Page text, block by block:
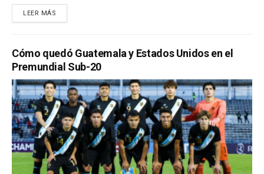
LEER MÁS
Cómo quedó Guatemala y Estados Unidos en el
Premundial Sub-20